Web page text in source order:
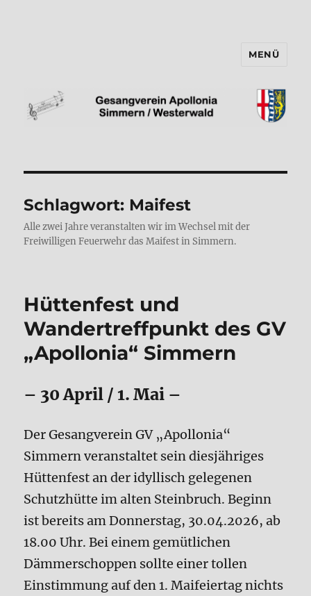
MENÜ
Schlagwort: Maifest
Alle zwei Jahre veranstalten wir im Wechsel mit der
Freiwilligen Feuerwehr das Maifest in Simmern.
Hüttenfest und
Wandertreffpunkt des GV
„Apollonia“ Simmern
– 30 April / 1. Mai –
Der Gesangverein GV „Apollonia“
Simmern veranstaltet sein diesjähriges
Hüttenfest an der idyllisch gelegenen
Schutzhütte im alten Steinbruch. Beginn
ist bereits am Donnerstag, 30.04.2026, ab
18.00 Uhr. Bei einem gemütlichen
Dämmerschoppen sollte einer tollen
Einstimmung auf den 1. Maifeiertag nichts